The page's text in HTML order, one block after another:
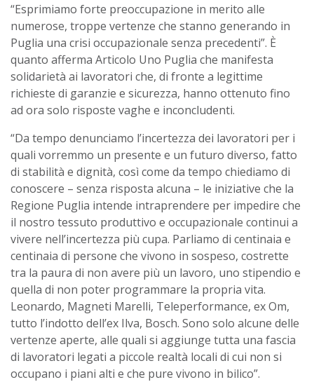
“Esprimiamo forte preoccupazione in merito alle
numerose, troppe vertenze che stanno generando in
Puglia una crisi occupazionale senza precedenti”. È
quanto afferma Articolo Uno Puglia che manifesta
solidarietà ai lavoratori che, di fronte a legittime
richieste di garanzie e sicurezza, hanno ottenuto fino
ad ora solo risposte vaghe e inconcludenti.
“Da tempo denunciamo l’incertezza dei lavoratori per i
quali vorremmo un presente e un futuro diverso, fatto
di stabilità e dignità, così come da tempo chiediamo di
conoscere – senza risposta alcuna – le iniziative che la
Regione Puglia intende intraprendere per impedire che
il nostro tessuto produttivo e occupazionale continui a
vivere nell’incertezza più cupa. Parliamo di centinaia e
centinaia di persone che vivono in sospeso, costrette
tra la paura di non avere più un lavoro, uno stipendio e
quella di non poter programmare la propria vita.
Leonardo, Magneti Marelli, Teleperformance, ex Om,
tutto l’indotto dell’ex Ilva, Bosch. Sono solo alcune delle
vertenze aperte, alle quali si aggiunge tutta una fascia
di lavoratori legati a piccole realtà locali di cui non si
occupano i piani alti e che pure vivono in bilico”.